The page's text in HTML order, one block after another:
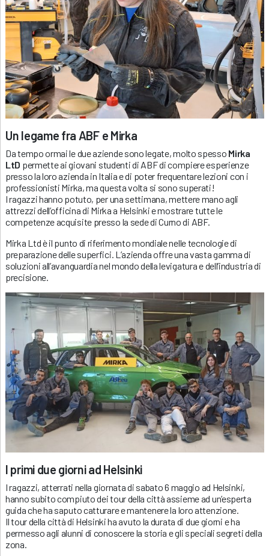
Un legame fra ABF e Mirka
Da tempo ormai le due aziende sono legate, molto spesso Mirka
LtD permette ai giovani studenti di ABF di compiere esperienze
presso la loro azienda in Italia e di poter frequentare lezioni con i
professionisti Mirka, ma questa volta si sono superati!
I ragazzi hanno potuto, per una settimana, mettere mano agli
attrezzi dell’officina di Mirka a Helsinki e mostrare tutte le
competenze acquisite presso la sede di Curno di ABF.
Mirka Ltd è il punto di riferimento mondiale nelle tecnologie di
preparazione delle superfici. L’azienda offre una vasta gamma di
soluzioni all’avanguardia nel mondo della levigatura e dell’industria di
precisione.
I primi due giorni ad Helsinki
I ragazzi, atterrati nella giornata di sabato 6 maggio ad Helsinki,
hanno subito compiuto dei tour della città assieme ad un’esperta
guida che ha saputo catturare e mantenere la loro attenzione.
Il tour della città di Helsinki ha avuto la durata di due giorni e ha
permesso agli alunni di conoscere la storia e gli speciali segreti della
zona.